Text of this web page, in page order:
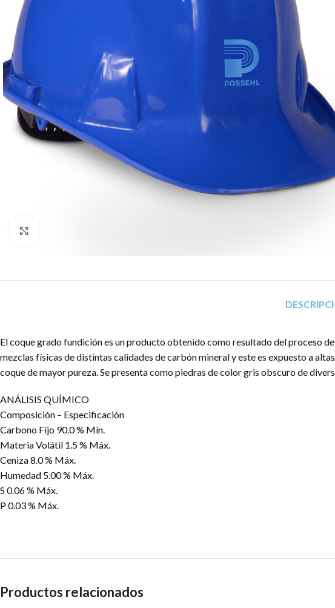
El coque grado fundición es un producto obtenido como resultado del proceso
mezclas físicas de distintas calidades de carbón mineral y este es expuesto a
coque de mayor pureza. Se presenta como piedras de color gris obscuro de
ANÁLISIS QUÍMICO
Composición – Especificación
Carbono Fijo 90.0 % Mín.
Materia Volátil 1.5 % Máx.
Ceniza 8.0 % Máx.
Humedad 5.00 % Máx.
S 0.06 % Máx.
P 0.03 % Máx.
Productos relacionados